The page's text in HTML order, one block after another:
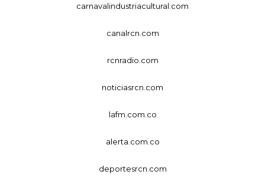
carnavalindustriacultural.com
canalrcn.com
rcnradio.com
noticiasrcn.com
lafm.com.co
alerta.com.co
deportesrcn.com